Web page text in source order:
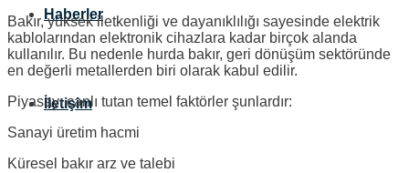
Haberler
İletişim
Bakır, yüksek iletkenliği ve dayanıklılığı sayesinde elektrik
kablolarından elektronik cihazlara kadar birçok alanda
kullanılır. Bu nedenle hurda bakır, geri dönüşüm sektöründe
en değerli metallerden biri olarak kabul edilir.
Piyasayı canlı tutan temel faktörler şunlardır:
Sanayi üretim hacmi
Küresel bakır arz ve talebi